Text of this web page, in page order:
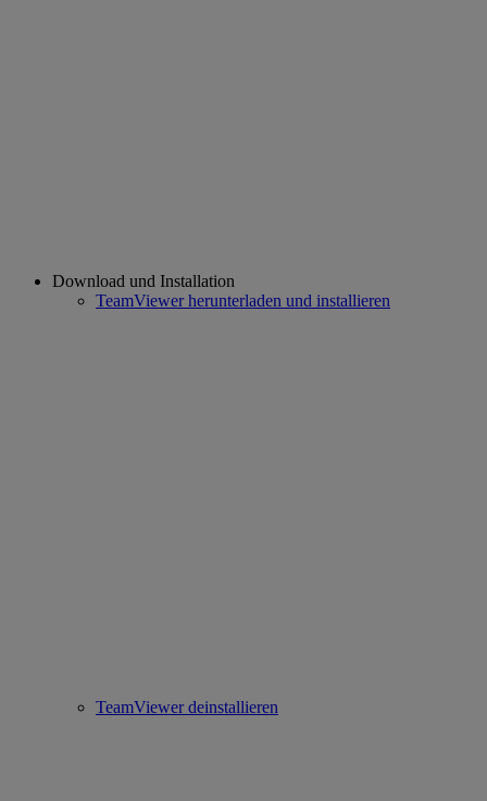
Download und Installation
TeamViewer herunterladen und installieren
TeamViewer deinstallieren